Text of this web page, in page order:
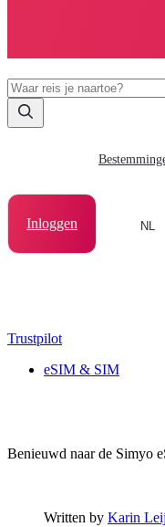
Inloggen NL
Trustpilot
eSIM & SIM
Benieuwd naar de Simyo
Written by Karin